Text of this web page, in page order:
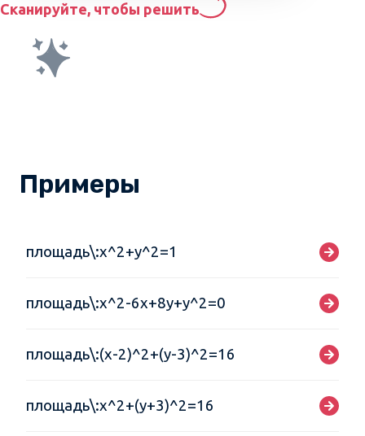
Сканируйте, чтобы решить
Примеры
площадь\:x^2+y^2=1
площадь\:x^2-6x+8y+y^2=0
площадь\:(x-2)^2+(y-3)^2=16
площадь\:x^2+(y+3)^2=16